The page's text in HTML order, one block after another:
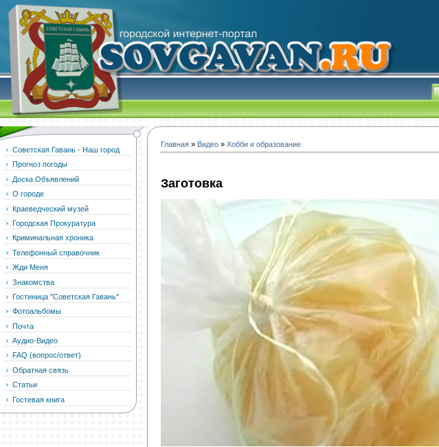
Советская Гавань - Наш город
Прогноз погоды
Доска Объявлений
О городе
Краеведческий музей
Городская Прокуратура
Криминальная хроника
Телефонный справочник
Жди Меня
Знакомства
Гостиница "Советская Гавань"
Фотоальбомы
Почта
Аудио-Видео
FAQ (вопрос/ответ)
Обратная связь
Статьи
Гостевая книга
Главная » Видео » Хобби и образование
Заготовка